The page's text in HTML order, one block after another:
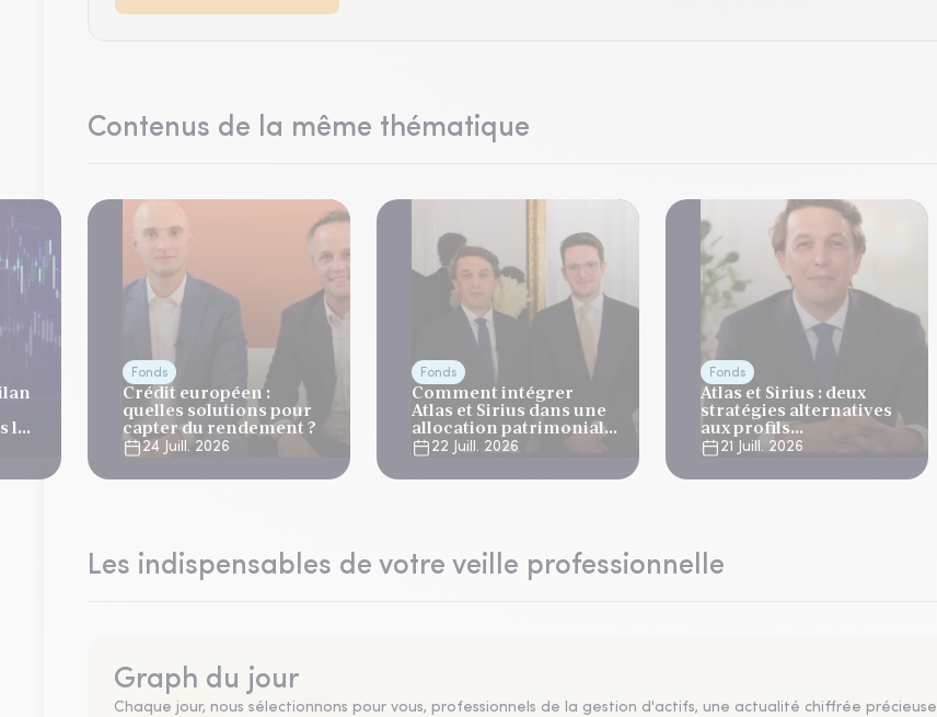
Contenus de la même thématique
la
Fonds
Crédit européen :
quelles solutions pour
capter du rendement ?
24 Juill. 2026
Fonds
Comment intégrer
Atlas et Sirius dans une
allocation patrimoniale
?
22 Juill. 2026
Fonds
Atlas et Sirius : deux
stratégies alternatives
aux profils
complémentaires
21 Juill. 2026
Les indispensables de votre veille professionnelle
Graph du jour
Chaque jour, nous sélectionnons pour vous, professionnels de la gestion d'actifs, une actualité chiffrée précieuse